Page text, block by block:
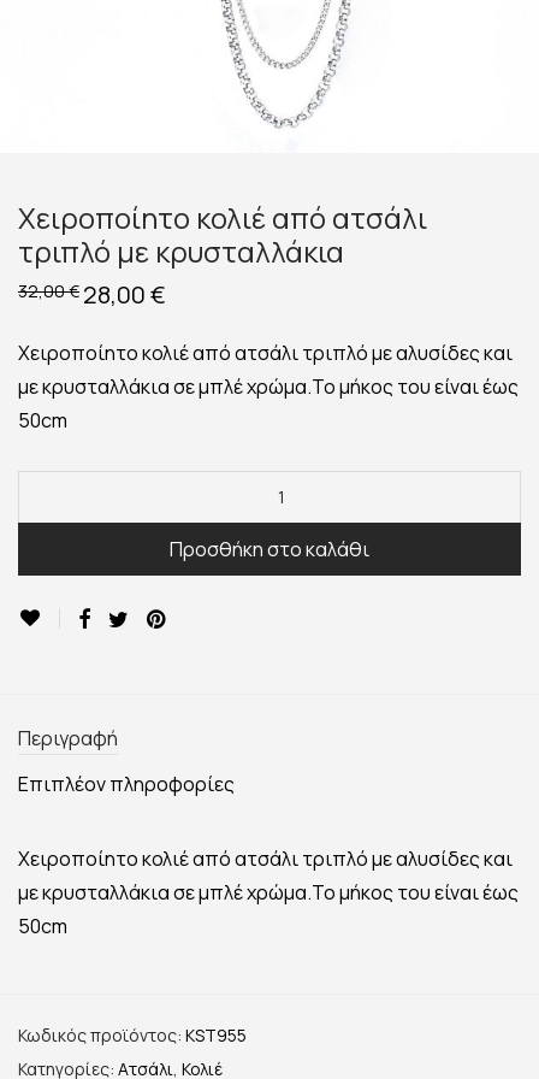
Χειροποίητο κολιέ από ατσάλι
τριπλό με κρυσταλλάκια
32,00€ Original
price
32,00 €.
28,00€
είναι:
28,00 €.
Χειροποίητο κολιέ από ατσάλι τριπλό με αλυσίδες και
με κρυσταλλάκια σε μπλέ χρώμα.Το μήκος του είναι έως
50cm
Προσθήκη στο καλάθι
Περιγραφή
Επιπλέον πληροφορίες
Χειροποίητο κολιέ από ατσάλι τριπλό με αλυσίδες και
με κρυσταλλάκια σε μπλέ χρώμα.Το μήκος του είναι έως
50cm
Κωδικός προϊόντος: KST955
Κατηγορίες: Ατσάλι, Κολιέ